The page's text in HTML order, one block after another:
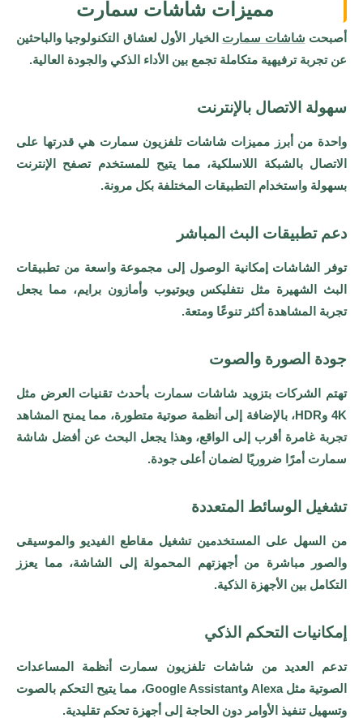
مميزات شاشات سمارت
أصبحت شاشات سمارت الخيار الأول لعشاق التكنولوجيا والباحثين
عن تجربة ترفيهية متكاملة تجمع بين الأداء الذكي والجودة العالية.
سهولة الاتصال بالإنترنت
واحدة من أبرز مميزات شاشات تلفزيون سمارت هي قدرتها على
الاتصال بالشبكة اللاسلكية، مما يتيح للمستخدم تصفح الإنترنت
بسهولة واستخدام التطبيقات المختلفة بكل مرونة.
دعم تطبيقات البث المباشر
توفر الشاشات إمكانية الوصول إلى مجموعة واسعة من تطبيقات
البث الشهيرة مثل نتفليكس ويوتيوب وأمازون برايم، مما يجعل
تجربة المشاهدة أكثر تنوعًا ومتعة.
جودة الصورة والصوت
تهتم الشركات بتزويد شاشات سمارت بأحدث تقنيات العرض مثل
4K وHDR، بالإضافة إلى أنظمة صوتية متطورة، مما يمنح المشاهد
تجربة غامرة أقرب إلى الواقع، وهذا يجعل البحث عن أفضل شاشة
سمارت أمرًا ضروريًا لضمان أعلى جودة.
تشغيل الوسائط المتعددة
من السهل على المستخدمين تشغيل مقاطع الفيديو والموسيقى
والصور مباشرة من أجهزتهم المحمولة إلى الشاشة، مما يعزز
التكامل بين الأجهزة الذكية.
إمكانيات التحكم الذكي
تدعم العديد من شاشات تلفزيون سمارت أنظمة المساعدات
الصوتية مثل Alexa وGoogle Assistant، مما يتيح التحكم بالصوت
وتسهيل تنفيذ الأوامر دون الحاجة إلى أجهزة تحكم تقليدية.